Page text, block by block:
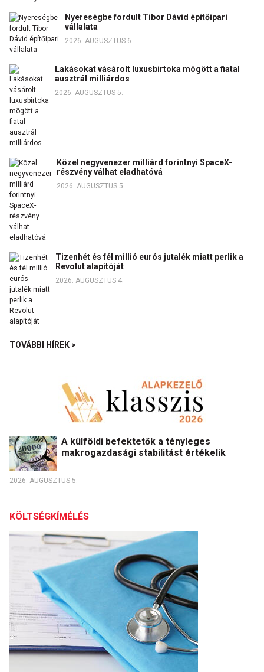
Nyereségbe fordult Tibor Dávid építőipari
vállalata
2026. AUGUSZTUS 6.
Lakásokat vásárolt luxusbirtoka mögött a fiatal
ausztrál milliárdos
2026. AUGUSZTUS 5.
Közel negyvenezer milliárd forintnyi SpaceX-
részvény válhat eladhatóvá
2026. AUGUSZTUS 5.
Tizenhét és fél millió eurós jutalék miatt perlik a
Revolut alapítóját
2026. AUGUSZTUS 4.
TOVÁBBI HÍREK >
A külföldi befektetők a tényleges
makrogazdasági stabilitást értékelik
2026. AUGUSZTUS 5.
KÖLTSÉGKÍMÉLÉS